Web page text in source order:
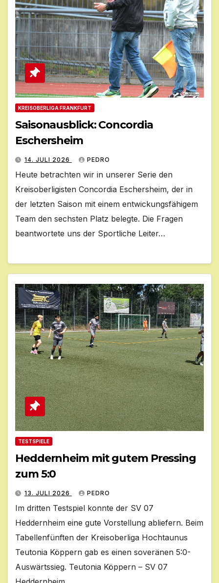
KREISOBERLIGA FRANKFURT
Saisonausblick: Concordia
Eschersheim
14. JULI 2026 PEDRO
Heute betrachten wir in unserer Serie den
Kreisoberligisten Concordia Eschersheim, der in
der letzten Saison mit einem entwickungsfähigem
Team den sechsten Platz belegte. Die Fragen
beantwortete uns der Sportliche Leiter…
TESTSPIELE
Heddernheim mit gutem Pressing
zum 5:0
13. JULI 2026 PEDRO
Im dritten Testspiel konnte der SV 07
Heddernheim eine gute Vorstellung abliefern. Beim
Tabellenfünften der Kreisoberliga Hochtaunus
Teutonia Köppern gab es einen soveränen 5:0-
Auswärtssieg. Teutonia Köppern – SV 07